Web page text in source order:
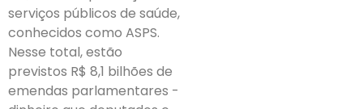
serviços públicos de saúde,
conhecidos como ASPS.
Nesse total, estão
previstos R$ 8,1 bilhões de
emendas parlamentares -